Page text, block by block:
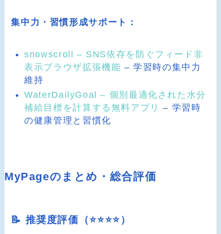
集中力・習慣形成サポート：
snowscroll – SNS依存を防ぐフィード非
表示ブラウザ拡張機能 – 学習時の集中力
維持
WaterDailyGoal – 個別最適化された水分
補給目標を計算する無料アプリ – 学習時
の健康管理と習慣化
MyPageのまとめ・総合評価
📝 推奨度評価（⭐️⭐️⭐️⭐️）